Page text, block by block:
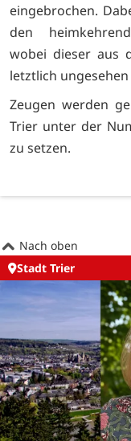
eingebrochen.
den
wobei dieser aus
letztlich
Zeugen werden
Trier unter der
zu setzen.
Nach oben
Stadt Trier